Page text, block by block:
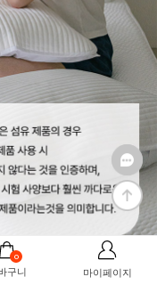
0
구니 마이페이지